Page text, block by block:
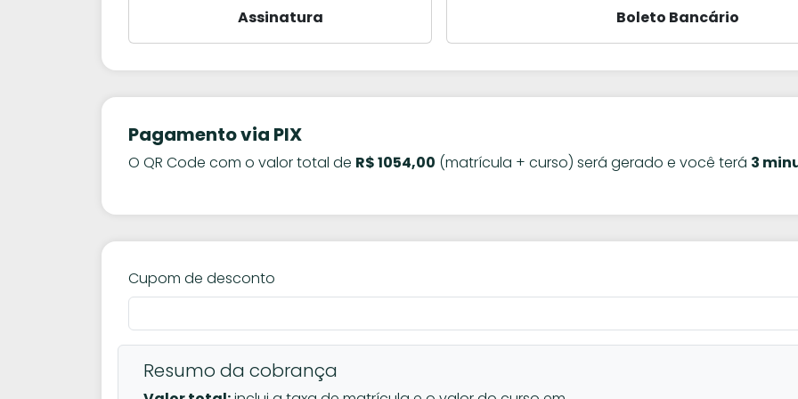
Assinatura Boleto Bancário
Pagamento via PIX
O QR Code com o valor total de R$ 1054,00 (matrícula + curso) será gerado e você terá 3
Cupom de desconto
Resumo da cobrança